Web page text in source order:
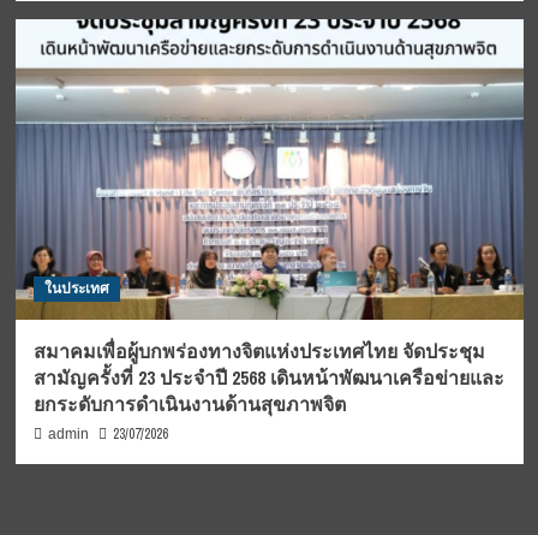
ในประเทศ
สมาคมเพื่อผู้บกพร่องทางจิตแห่งประเทศไทย จัดประชุม
สามัญครั้งที่ 23 ประจำปี 2568 เดินหน้าพัฒนาเครือข่ายและ
ยกระดับการดำเนินงานด้านสุขภาพจิต
admin 23/07/2026